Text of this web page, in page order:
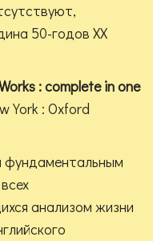
50-годов XX
: complete in one
York : Oxford
фундаментальным
анализом жизни